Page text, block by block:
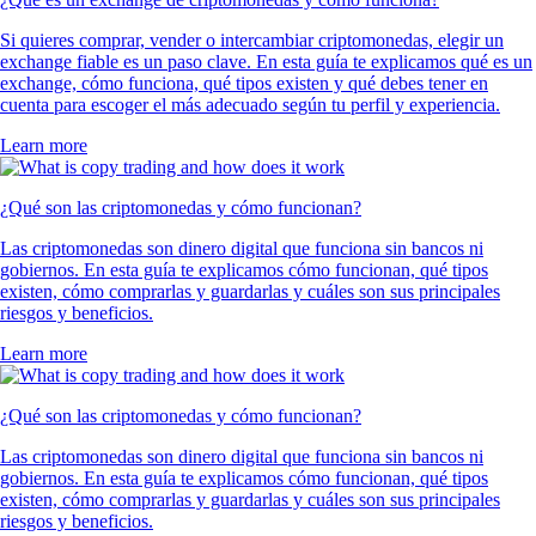
Si quieres comprar, vender o intercambiar criptomonedas, elegir un
exchange fiable es un paso clave. En esta guía te explicamos qué es un
exchange, cómo funciona, qué tipos existen y qué debes tener en
cuenta para escoger el más adecuado según tu perfil y experiencia.
Learn more
¿Qué son las criptomonedas y cómo funcionan?
Las criptomonedas son dinero digital que funciona sin bancos ni
gobiernos. En esta guía te explicamos cómo funcionan, qué tipos
existen, cómo comprarlas y guardarlas y cuáles son sus principales
riesgos y beneficios.
Learn more
¿Qué son las criptomonedas y cómo funcionan?
Las criptomonedas son dinero digital que funciona sin bancos ni
gobiernos. En esta guía te explicamos cómo funcionan, qué tipos
existen, cómo comprarlas y guardarlas y cuáles son sus principales
riesgos y beneficios.